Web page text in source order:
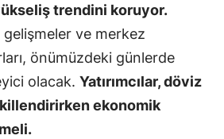
trendini koruyor.
ve merkez
önümüzdeki günlerde
olacak. Yatırımcılar, döviz
ekonomik